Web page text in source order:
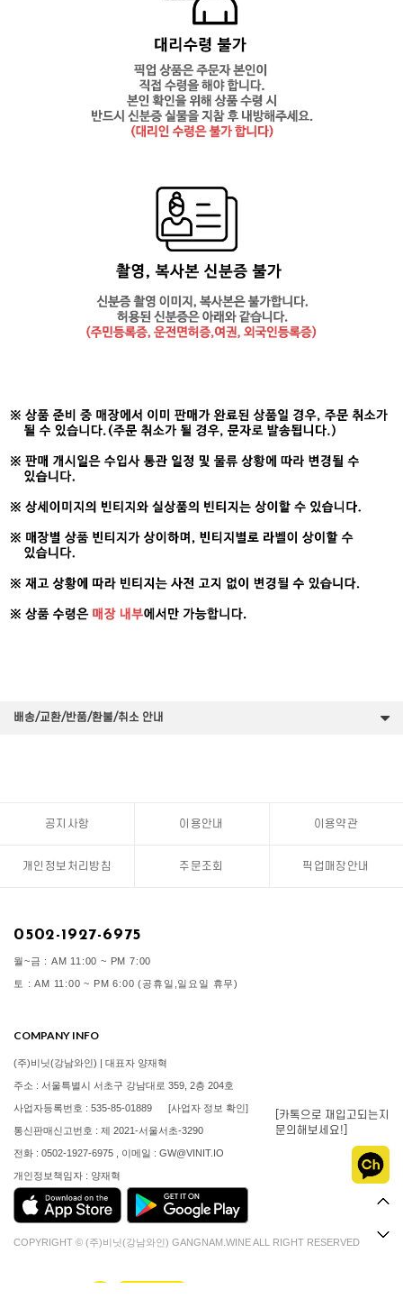
배송/교환/반품/환불/취소 안내
공지사항 이용안내 이용약관
개인정보처리방침 주문조회 픽업매장안내
0502-1927-6975
월~금 : AM 11:00 ~ PM 7:00
토 : AM 11:00 ~ PM 6:00 (공휴일,일요일 휴무)
COMPANY INFO
(주)비닛(강남와인) | 대표자 양재혁
주소 : 서울특별시 서초구 강남대로 359, 2층 204호
사업자등록번호 : 535-85-01889 [사업자 정보 확인]
통신판매신고번호 : 제 2021-서울서초-3290
전화 : 0502-1927-6975 , 이메일 : GW@VINIT.IO
개인정보책임자 : 양재혁
COPYRIGHT © (주)비닛(강남와인) GANGNAM.WINE ALL RIGHT RESERVED
[카톡으로 재입고되는지
문의해보세요!]